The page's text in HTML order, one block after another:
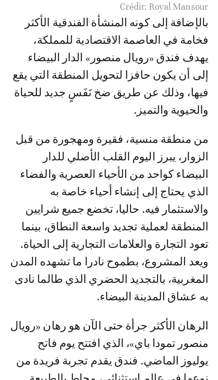
Crédit: Royal Mansour
بالإضافة إلى كونه المنشأة الفندقية الأكثر
فخامة في العاصمة الاقتصادية للمملكة،
يهدف فندق «رويال منصور» الدار البيضاء
إلى أن يكون حافزا لتحويل المنطقة التي يقع
فيها، وذلك عن طريق ضخ نَفَسٍ جديد للحياة
والحيوية والتميز.
من منطقة منسية، فقيرة ومهجورة من قبل
الزوار، يبرز اليوم القلب الأصلي للدار
البيضاء كواحد من الأحياء العصرية والفضاء
الذي يحتاج إلى إنشاء أحياء خاصة به
والاستثمار فيه. حاليا، تخضع جميع شرايين
المنطقة لعملية تجديد واسعة النطاق، بينما
تعود التجارة والعلامات التجارية إلى الحياة.
ويعد المشروع، بطموح نادرا ما تشهده المدن
المغربية، بالتجديد الحضري الذي طالما نادى
به عشاق المدينة البيضاء.
الرهان الأكثر جرأة حتى الآن هو رهان «رويال
منصور تمودا باي»، الذي افتتح يوم فاتح
يوليوز الماضي. فندق يقدم تجربة فريدة من